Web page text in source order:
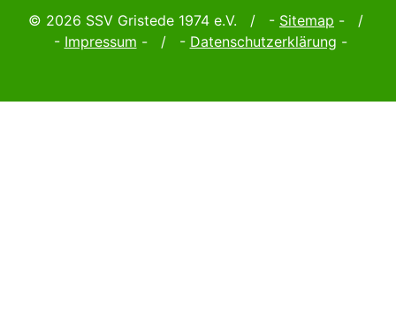
© 2026 SSV Gristede 1974 e.V. / - Sitemap - /
- Impressum - / - Datenschutzerklärung -